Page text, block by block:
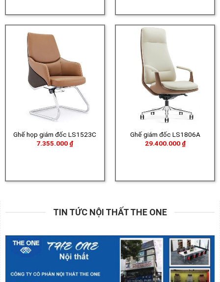
Ghế họp giám đốc LS1523C
7.355.000 ₫
Ghế giám đốc LS1806A
29.400.000 ₫
TIN TỨC NỘI THẤT THE ONE